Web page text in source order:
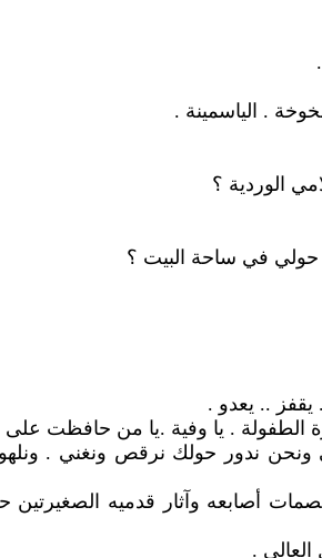
. الياسمينة .
الوردية ؟
حولي في ساحة البيت ؟
يقفز .. يعدو .
الطفولة . يا وفية .يا من حافظت على
ونحن ندور حولك نرقص ونغني .
أصابعه وآثار قدميه الصغيرتين
.